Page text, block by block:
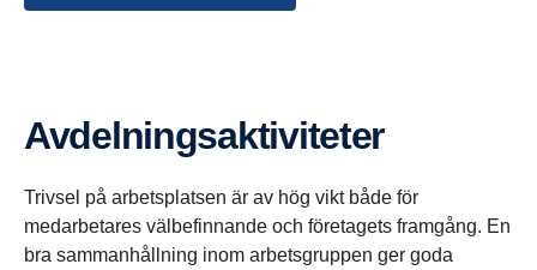
Avdel­nings­ak­ti­vi­teter
Trivsel på arbetsplatsen är av hög vikt både för
medarbetares välbefinnande och företagets framgång. En
bra sammanhållning inom arbetsgruppen ger goda